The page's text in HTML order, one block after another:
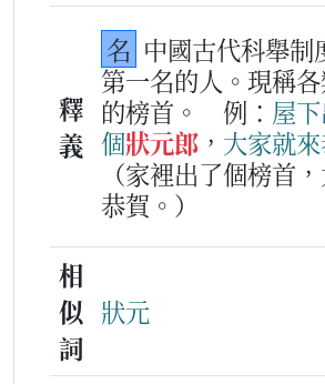
釋
義
名 中國古代科舉制
第一名的人。現稱
的榜首。
例： 屋下
個狀元郎 ， 大家就來
（家裡出了個榜首
恭賀。）
相
似
詞
狀元